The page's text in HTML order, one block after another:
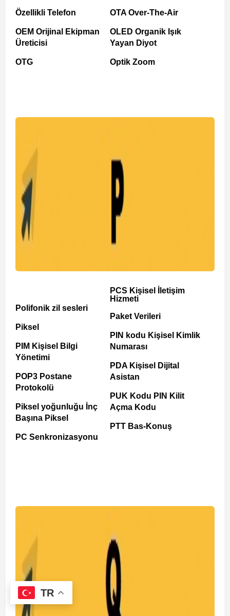
Özellikli Telefon
OEM Orijinal Ekipman
Üreticisi
OTG
OTA Over-The-Air
OLED Organik Işık
Yayan Diyot
Optik Zoom
Polifonik zil sesleri
Piksel
PIM Kişisel Bilgi
Yönetimi
POP3 Postane
Protokolü
Piksel yoğunluğu İnç
Başına Piksel
PC Senkronizasyonu
PCS Kişisel İletişim
Hizmeti
Paket Verileri
PIN kodu Kişisel Kimlik
Numarası
PDA Kişisel Dijital
Asistan
PUK Kodu PIN Kilit
Açma Kodu
PTT Bas-Konuş
TR